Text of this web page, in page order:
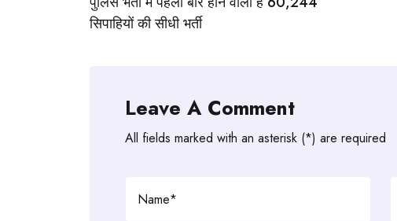
navigation
सिपाहियों की सीधी भर्ती
Leave A Comment
All fields marked with an asterisk (*) are required